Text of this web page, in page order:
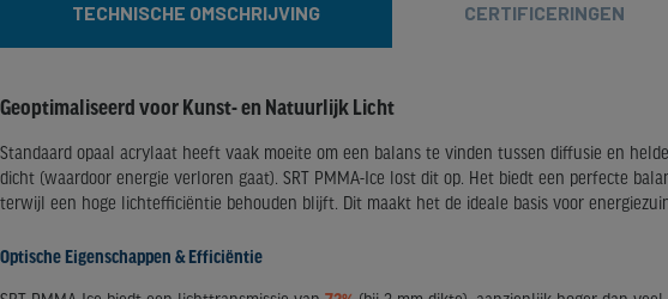
TECHNISCHE OMSCHRIJVING CERTIFICERINGEN
Geoptimaliseerd voor Kunst- en Natuurlijk Licht
Standaard opaal acrylaat heeft vaak moeite om een balans te vinden tussen diffusie en
dicht (waardoor energie verloren gaat). SRT PMMA-Ice lost dit op. Het biedt een perfecte
terwijl een hoge lichtefficiëntie behouden blijft. Dit maakt het de ideale basis voor
Optische Eigenschappen & Efficiëntie